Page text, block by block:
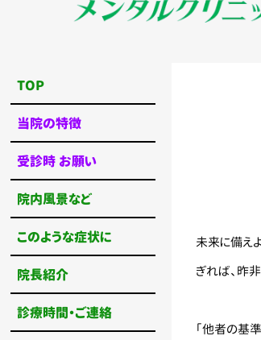
未来に備え
ぎれば、昨
「他者の基
TOP
当院の特徴
受診時 お願い
院内風景など
このような症状に
院長紹介
診療時間・ご連絡